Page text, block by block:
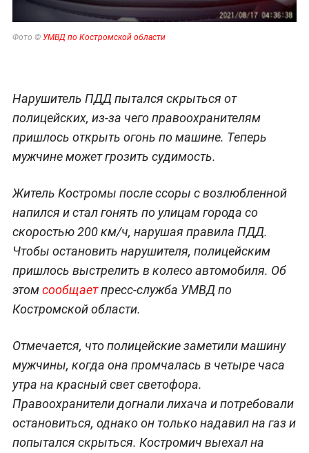
Фото © УМВД по Костромской области
Нарушитель ПДД пытался скрыться от
полицейских, из-за чего правоохранителям
пришлось открыть огонь по машине. Теперь
мужчине может грозить судимость.
Житель Костромы после ссоры с возлюбленной
напился и стал гонять по улицам города со
скоростью 200 км/ч, нарушая правила ПДД.
Чтобы остановить нарушителя, полицейским
пришлось выстрелить в колесо автомобиля. Об
этомсообщаетпресс-служба УМВД по
Костромской области.
Отмечается, что полицейские заметили машину
мужчины, когда она промчалась в четыре часа
утра на красный свет светофора.
Правоохранители догнали лихача и потребовали
остановиться, однако он только надавил на газ и
попытался скрыться. Костромич выехал на